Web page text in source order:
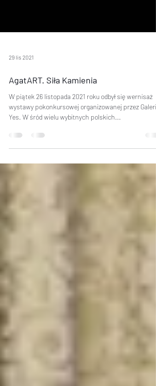
29 lis 2021
AgatART. Siła Kamienia
W piątek 26 listopada 2021 roku odbył się wernisaż
Yes. W śród wielu wybitnych polskich...